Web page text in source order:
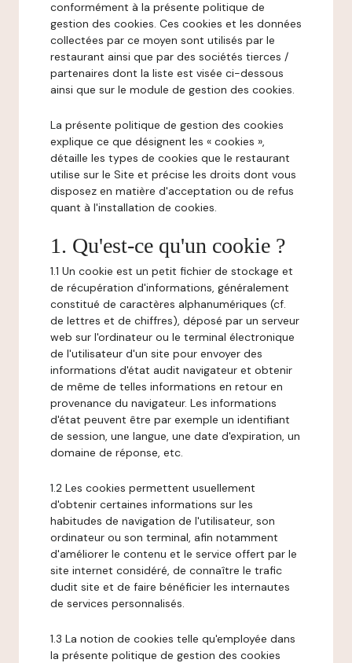
conformément à la présente politique de
gestion des cookies. Ces cookies et les données
collectées par ce moyen sont utilisés par le
restaurant ainsi que par des sociétés tierces /
partenaires dont la liste est visée ci-dessous
ainsi que sur le module de gestion des cookies.
La présente politique de gestion des cookies
explique ce que désignent les « cookies »,
détaille les types de cookies que le restaurant
utilise sur le Site et précise les droits dont vous
disposez en matière d'acceptation ou de refus
quant à l'installation de cookies.
1. Qu'est-ce qu'un cookie ?
1.1 Un cookie est un petit fichier de stockage et
de récupération d'informations, généralement
constitué de caractères alphanumériques (cf.
de lettres et de chiffres), déposé par un serveur
web sur l'ordinateur ou le terminal électronique
de l'utilisateur d'un site pour envoyer des
informations d'état audit navigateur et obtenir
de même de telles informations en retour en
provenance du navigateur. Les informations
d'état peuvent être par exemple un identifiant
de session, une langue, une date d'expiration, un
domaine de réponse, etc.
1.2 Les cookies permettent usuellement
d'obtenir certaines informations sur les
habitudes de navigation de l'utilisateur, son
ordinateur ou son terminal, afin notamment
d'améliorer le contenu et le service offert par le
site internet considéré, de connaître le trafic
dudit site et de faire bénéficier les internautes
de services personnalisés.
1.3 La notion de cookies telle qu'employée dans
la présente politique de gestion des cookies